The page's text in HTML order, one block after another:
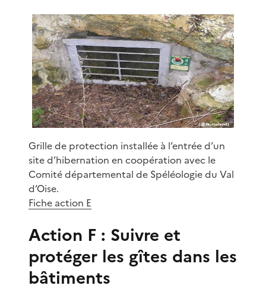
Grille de protection installée à l’entrée d’un
site d’hibernation en coopération avec le
Comité départemental de Spéléologie du Val
d’Oise.
Fiche action E
Action F : Suivre et
protéger les gîtes dans les
bâtiments